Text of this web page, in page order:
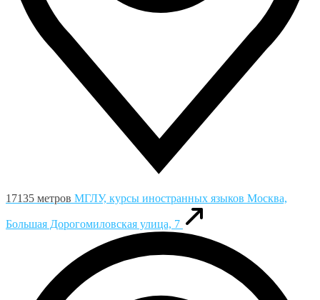
17135 метров МГЛУ, курсы иностранных языков Москва,
Большая Дорогомиловская улица, 7